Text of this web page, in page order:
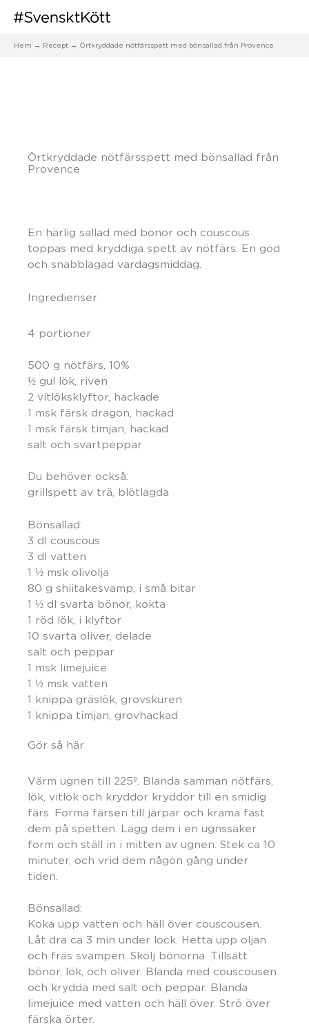
Hem Recept Örtkryddade nötfärsspett med bönsallad från Provence
Örtkryddade nötfärsspett med bönsallad från
Provence
En härlig sallad med bönor och couscous
toppas med kryddiga spett av nötfärs. En god
och snabblagad vardagsmiddag.
Ingredienser
4 portioner
500 g nötfärs, 10%
½ gul lök, riven
2 vitlöksklyftor, hackade
1 msk färsk dragon, hackad
1 msk färsk timjan, hackad
salt och svartpeppar
Du behöver också:
grillspett av trä, blötlagda
Bönsallad:
3 dl couscous
3 dl vatten
1 ½ msk olivolja
80 g shiitakesvamp, i små bitar
1 ½ dl svarta bönor, kokta
1 röd lök, i klyftor
10 svarta oliver, delade
salt och peppar
1 msk limejuice
1 ½ msk vatten
1 knippa gräslök, grovskuren
1 knippa timjan, grovhackad
Gör så här
Värm ugnen till 225º. Blanda samman nötfärs,
lök, vitlök och kryddor kryddor till en smidig
färs. Forma färsen till järpar och krama fast
dem på spetten. Lägg dem i en ugnssäker
form och ställ in i mitten av ugnen. Stek ca 10
minuter, och vrid dem någon gång under
tiden.
Bönsallad:
Koka upp vatten och häll över couscousen.
Låt dra ca 3 min under lock. Hetta upp oljan
och fräs svampen. Skölj bönorna. Tillsätt
bönor, lök, och oliver. Blanda med couscousen
och krydda med salt och peppar. Blanda
limejuice med vatten och häll över. Strö över
färska örter.